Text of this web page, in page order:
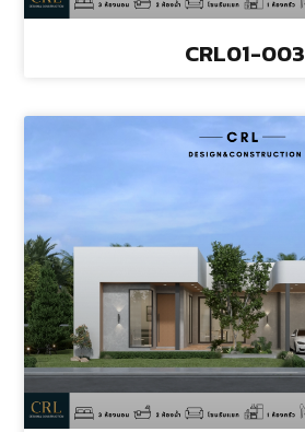
CRL01-003